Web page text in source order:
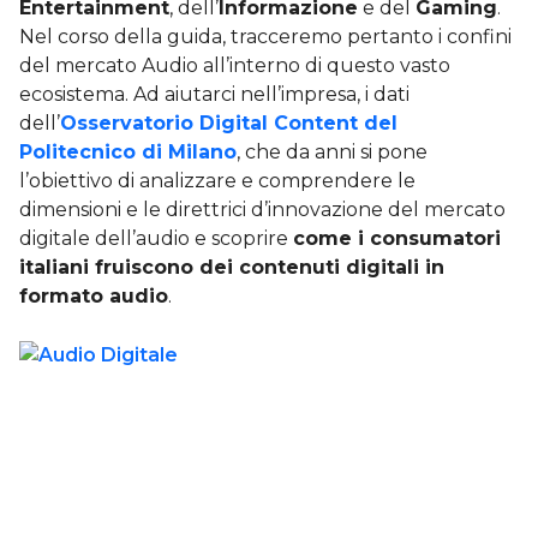
Entertainment, dell’ Informazione e del Gaming.
Nel corso della guida, tracceremo pertanto i confini
del mercato Audio all’interno di questo vasto
ecosistema. Ad aiutarci nell’impresa, i dati
dell’Osservatorio Digital Content del
Politecnico di Milano, che da anni si pone
l’obiettivo di analizzare e comprendere le
dimensioni e le direttrici d’innovazione del mercato
digitale dell’audio e scoprire come i consumatori
italiani fruiscono dei contenuti digitali in
formato audio.